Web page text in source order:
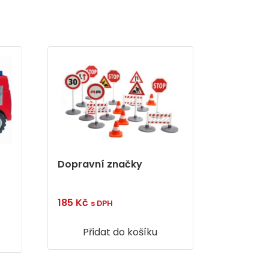
Dopravní značky
185 Kč s DPH
Přidat do košíku